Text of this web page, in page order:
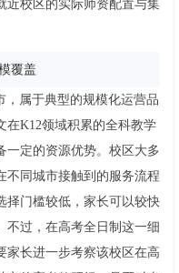
近校区的实际师资配置与集
覆盖
，属于典型的规模化运营品
在K12领域积累的全科教学
一定的资源优势。校区大多
不同城市接触到的服务流程
择门槛较低，家长可以较快
不过，在高考全日制这一细
家长进一步考察该校区在高